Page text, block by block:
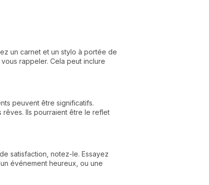
un carnet et un stylo à portée de
rappeler. Cela peut inclure
peuvent être significatifs.
rêves. Ils pourraient être le reflet
satisfaction, notez-le. Essayez
événement heureux, ou une